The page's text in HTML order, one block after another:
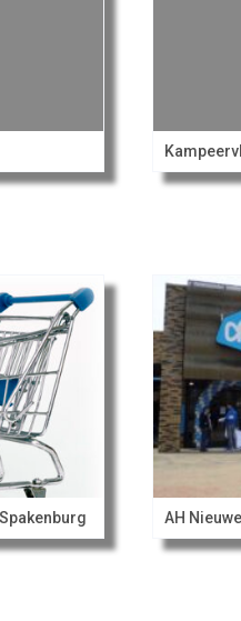
AH